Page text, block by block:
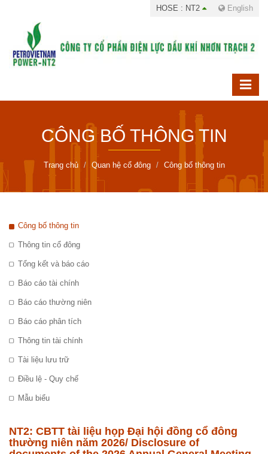
HOSE : NT2 English
CÔNG BỐ THÔNG TIN
Trang chủ Quan hệ cổ đông Công bố thông tin
Công bố thông tin
Thông tin cổ đông
Tổng kết và báo cáo
Báo cáo tài chính
Báo cáo thường niên
Báo cáo phân tích
Thông tin tài chính
Tài liệu lưu trữ
Điều lệ - Quy chế
Mẫu biểu
NT2: CBTT tài liệu họp Đại hội đồng cổ đông
thường niên năm 2026/ Disclosure of